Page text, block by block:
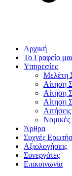
Αρχική
Το Γραφείο
Υπηρεσίες
Μελέτη
Αίτηση
Αίτηση
Αίτηση
Νομικές
Άρθρα
Συχνές
Αξιολογήσεις
Συνεργάτες
Επικοινωνία